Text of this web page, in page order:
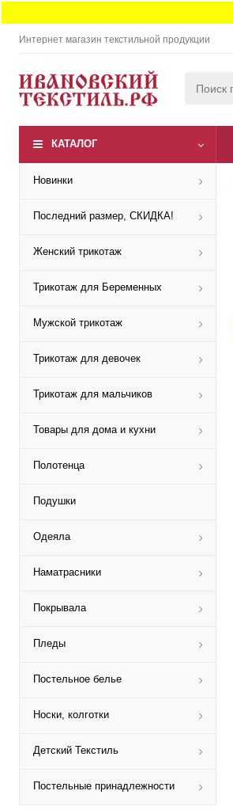
Интернет магазин текстильной продукции
КАТАЛОГ
Новинки
Последний размер, СКИДКА!
Женский трикотаж
Трикотаж для Беременных
Мужской трикотаж
Трикотаж для девочек
Трикотаж для мальчиков
Товары для дома и кухни
Полотенца
Подушки
Одеяла
Наматрасники
Покрывала
Пледы
Постельное белье
Носки, колготки
Детский Текстиль
Постельные принадлежности